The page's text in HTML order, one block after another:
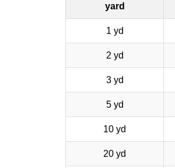
yard
1 yd
2 yd
3 yd
5 yd
10 yd
20 yd